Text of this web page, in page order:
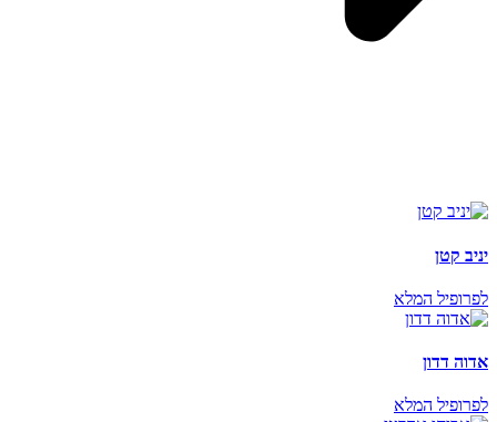
יניב קטן
לפרופיל המלא
אדוה דדון
לפרופיל המלא